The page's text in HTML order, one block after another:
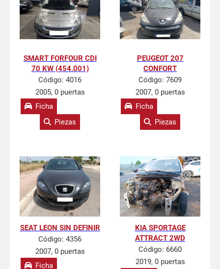
SMART FORFOUR CDI
70 KW (454.001)
Código: 4016
2005, 0 puertas
Ficha
Piezas
PEUGEOT 207
CONFORT
Código: 7609
2007, 0 puertas
Ficha
Piezas
SEAT LEON SIN DEFINIR
Código: 4356
2007, 0 puertas
Ficha
KIA SPORTAGE
ATTRACT 2WD
Código: 6660
2019, 0 puertas